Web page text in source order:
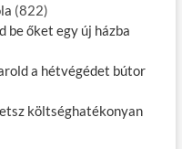
(822)
be őket egy új házba
a hétvégédet bútor
költséghatékonyan